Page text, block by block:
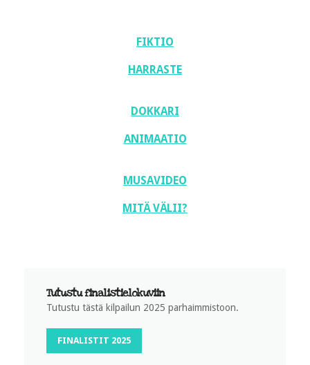
FIKTIO
HARRASTE
DOKKARI
ANIMAATIO
MUSAVIDEO
MITÄ VÄLII?
Tutustu finalistielokuviin
Tutustu tästä kilpailun 2025 parhaimmistoon.
FINALISTIT 2025